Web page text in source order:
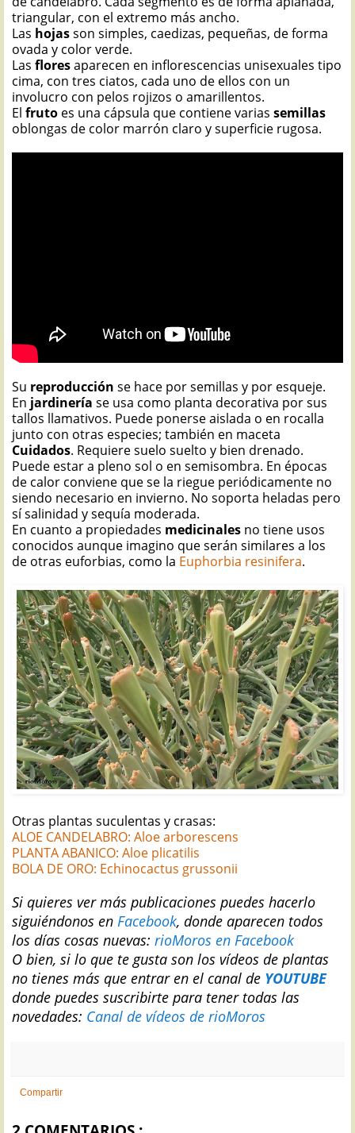
triangular, con el extremo más ancho.
Las hojasson simples, caedizas, pequeñas, de forma
ovada y color verde.
Las floresaparecen en inflorescencias unisexuales tipo
cima, con tres ciatos, cada uno de ellos con un
involucro con pelos rojizos o amarillentos.
El fruto es una cápsula que contiene varias semillas
oblongas de color marrón claro y superficie rugosa.
Su reproducción se hace por semillas y por esqueje.
En jardinería se usa como planta decorativa por sus
tallos llamativos. Puede ponerse aislada o en rocalla
junto con otras especies; también en maceta
Cuidados. Requiere suelo suelto y bien drenado.
Puede estar a pleno sol o en semisombra. En épocas
de calor conviene que se la riegue periódicamente no
siendo necesario en invierno. No soporta heladas pero
sí salinidad y sequía moderada.
En cuanto a propiedades medicinales no tiene usos
conocidos aunque imagino que serán similares a los
de otras euforbias, como la Euphorbia resinifera.
Otras plantas suculentas y crasas:
ALOE CANDELABRO: Aloe arborescens
PLANTA ABANICO: Aloe plicatilis
BOLA DE ORO: Echinocactus grussonii
Si quieres ver más publicaciones puedes hacerlo
siguiéndonos en Facebook, donde aparecen todos
los días cosas nuevas: rioMoros en Facebook
O bien, si lo que te gusta son los vídeos de plantas
no tienes más que entrar en el canal de YOUTUBE
donde puedes suscribirte para tener todas las
novedades: Canal de vídeos de rioMoros
Compartir